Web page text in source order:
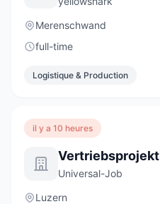
Merenschwand
full-time
Logistique & Production
il y a 10 heures
Universal-Job
Luzern